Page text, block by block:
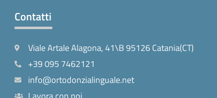
Contatti
Viale Artale Alagona, 41\B 95126 Catania(CT)
+39 095 7462121
info@ortodonzialinguale.net